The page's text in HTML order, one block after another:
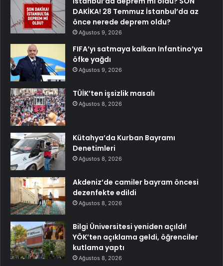
DAKİKA! 28 Temmuz İstanbul’da az
önce nerede deprem oldu?
Ağustos 9, 2026
FIFA’yı satmaya kalkan Infantino’ya
öfke yağdı
Ağustos 9, 2026
TÜİK’ten işsizlik masalı
Ağustos 8, 2026
Kütahya’da Kurban Bayramı
Denetimleri
Ağustos 8, 2026
Akdeniz’de camiler bayram öncesi
dezenfekte edildi
Ağustos 8, 2026
Bilgi Üniversitesi yeniden açıldı!
YÖK’ten açıklama geldi, öğrenciler
kutlama yaptı
Ağustos 8, 2026